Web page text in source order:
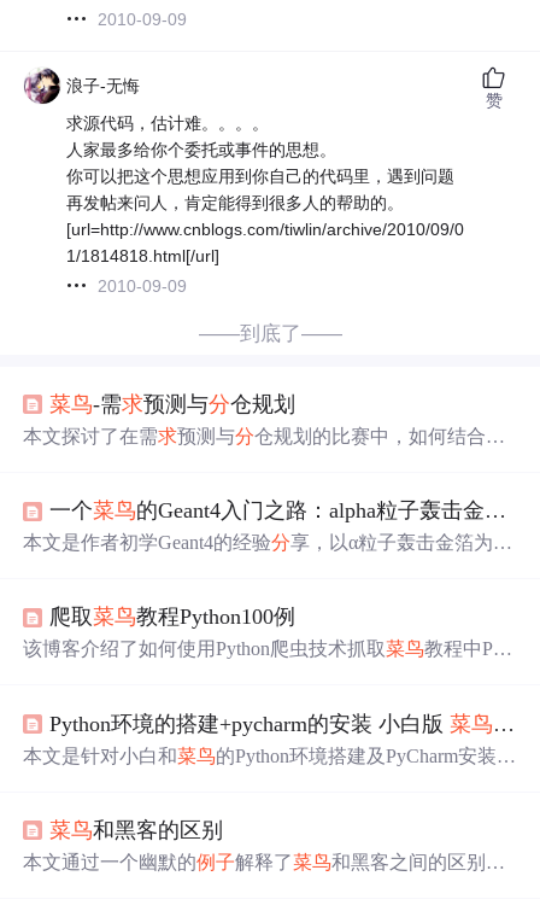
2010-09-09
浪子-无悔
求源代码，估计难。。。。
人家最多给你个委托或事件的思想。
你可以把这个思想应用到你自己的代码里，遇到问题
再发帖来问人，肯定能得到很多人的帮助的。
[url=http://www.cnblogs.com/tiwlin/archive/2010/09/0
1/1814818.html[/url]
2010-09-09
赞
——到底了——
菜鸟-需求预测与分仓规划
本文探讨了在需求预测与分仓规划的比赛中，如何结合补
低总成本。尽管直接应用GBDT或XGBOOST可能效果不
佳，但通过调整损失函数能显著提高预测准确性。
一个菜鸟的Geant4入门之路：alpha粒子轰击金箔的
本文是作者初学Geant4的经验分享，以α粒子轰击金箔为
部 分代码实现，包括运行模式、探测器构建、粒子源设置
等，最后用G4AnalysisManager将数据存入ROOT文件。
爬取菜鸟教程Python100例
该博客介绍了如何使用Python爬虫技术抓取菜鸟教程中Pyt
Python环境的搭建+pycharm的安装 小白版菜鸟教程
本文是针对小白和菜鸟的Python环境搭建及PyCharm安装详
修改主题、字体、关闭更新等功能设置。
菜鸟和黑客的区别
本文通过一个幽默的例子解释了菜鸟和黑客之间的区别，